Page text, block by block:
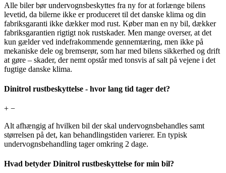
Alle biler bør undervognsbeskyttes fra ny for at forlænge bilens
levetid, da bilerne ikke er produceret til det danske klima og din
fabriksgaranti ikke dækker mod rust. Køber man en ny bil, dækker
fabriksgarantien rigtigt nok rustskader. Men mange overser, at det
kun gælder ved indefrakommende gennemtæring, men ikke på
mekaniske dele og bremserør, som har med bilens sikkerhed og drift
at gøre – skader, der nemt opstår med tonsvis af salt på vejene i det
fugtige danske klima.
Dinitrol rustbeskyttelse - hvor lang tid tager det?
+ −
Alt afhængig af hvilken bil der skal undervognsbehandles samt
størrelsen på det, kan behandlingstiden varierer. En typisk
undervognsbehandling tager omkring 2 dage.
Hvad betyder Dinitrol rustbeskyttelse for min bil?